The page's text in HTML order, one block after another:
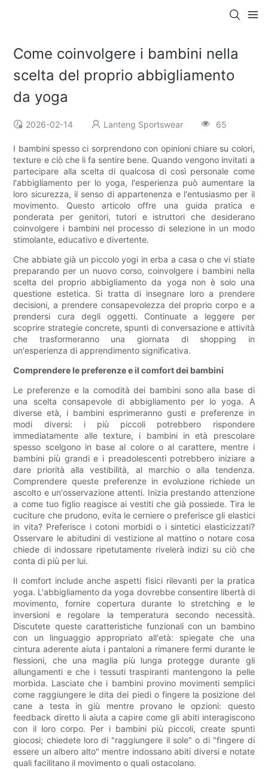
Come coinvolgere i bambini nella
scelta del proprio abbigliamento
da yoga
2026-02-14 Lanteng Sportswear 65
I bambini spesso ci sorprendono con opinioni chiare su colori,
texture e ciò che li fa sentire bene. Quando vengono invitati a
partecipare alla scelta di qualcosa di così personale come
l'abbigliamento per lo yoga, l'esperienza può aumentare la
loro sicurezza, il senso di appartenenza e l'entusiasmo per il
movimento. Questo articolo offre una guida pratica e
ponderata per genitori, tutori e istruttori che desiderano
coinvolgere i bambini nel processo di selezione in un modo
stimolante, educativo e divertente.
Che abbiate già un piccolo yogi in erba a casa o che vi stiate
preparando per un nuovo corso, coinvolgere i bambini nella
scelta del proprio abbigliamento da yoga non è solo una
questione estetica. Si tratta di insegnare loro a prendere
decisioni, a prendere consapevolezza del proprio corpo e a
prendersi cura degli oggetti. Continuate a leggere per
scoprire strategie concrete, spunti di conversazione e attività
che trasformeranno una giornata di shopping in
un'esperienza di apprendimento significativa.
Comprendere le preferenze e il comfort dei bambini
Le preferenze e la comodità dei bambini sono alla base di
una scelta consapevole di abbigliamento per lo yoga. A
diverse età, i bambini esprimeranno gusti e preferenze in
modi diversi: i più piccoli potrebbero rispondere
immediatamente alle texture, i bambini in età prescolare
spesso scelgono in base al colore o al carattere, mentre i
bambini più grandi e i preadolescenti potrebbero iniziare a
dare priorità alla vestibilità, al marchio o alla tendenza.
Comprendere queste preferenze in evoluzione richiede un
ascolto e un'osservazione attenti. Inizia prestando attenzione
a come tuo figlio reagisce ai vestiti che già possiede. Tira le
cuciture che prudono, evita le cerniere o preferisce gli elastici
in vita? Preferisce i cotoni morbidi o i sintetici elasticizzati?
Osservare le abitudini di vestizione al mattino o notare cosa
chiede di indossare ripetutamente rivelerà indizi su ciò che
conta di più per lui.
Il comfort include anche aspetti fisici rilevanti per la pratica
yoga. L'abbigliamento da yoga dovrebbe consentire libertà di
movimento, fornire copertura durante lo stretching e le
inversioni e regolare la temperatura secondo necessità.
Discutete queste caratteristiche funzionali con un bambino
con un linguaggio appropriato all'età: spiegate che una
cintura aderente aiuta i pantaloni a rimanere fermi durante le
flessioni, che una maglia più lunga protegge durante gli
allungamenti e che i tessuti traspiranti mantengono la pelle
morbida. Lasciate che i bambini provino movimenti semplici
come raggiungere le dita dei piedi o fingere la posizione del
cane a testa in giù mentre provano le opzioni: questo
feedback diretto li aiuta a capire come gli abiti interagiscono
con il loro corpo. Per i bambini più piccoli, create spunti
giocosi; chiedete loro di "raggiungere il sole" o di "fingere di
essere un albero alto" mentre indossano abiti diversi e notate
quali facilitano il movimento o quali ostacolano.